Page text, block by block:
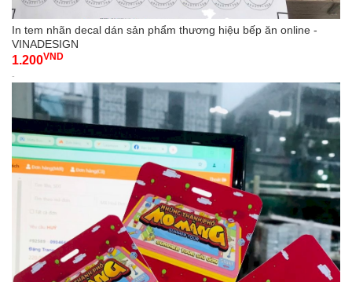
In tem nhãn decal dán sản phẩm thương hiệu bếp ăn online -
VINADESIGN
1.200VND
-